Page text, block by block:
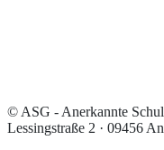
© ASG - Anerkannte
Lessingstraße 2 · 09456